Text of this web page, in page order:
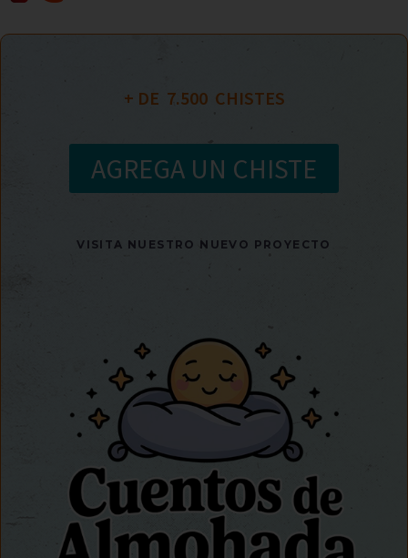
+ DE 7.500
  CHISTES
AGREGA UN CHISTE
VISITA NUESTRO NUEVO PROYECTO